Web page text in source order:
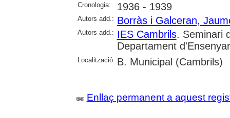
Cronologia: 1936 - 1939
Autors add.: Borràs i Galceran,
Autors add.: IES Cambrils. Seminari
Departament
Localització: B. Municipal (Cambrils)
Enllaç permanent a aquest